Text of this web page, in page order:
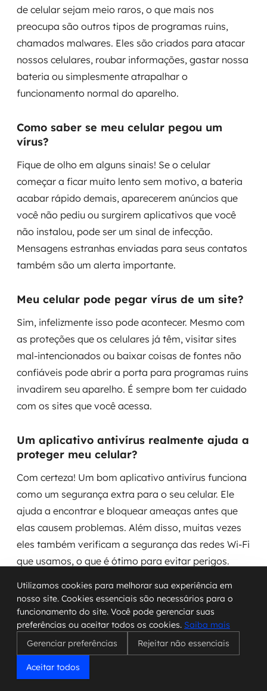
de celular sejam meio raros, o que mais nos
preocupa são outros tipos de programas ruins,
chamados malwares. Eles são criados para atacar
nossos celulares, roubar informações, gastar nossa
bateria ou simplesmente atrapalhar o
funcionamento normal do aparelho.
Como saber se meu celular pegou um
vírus?
Fique de olho em alguns sinais! Se o celular
começar a ficar muito lento sem motivo, a bateria
acabar rápido demais, aparecerem anúncios que
você não pediu ou surgirem aplicativos que você
não instalou, pode ser um sinal de infecção.
Mensagens estranhas enviadas para seus contatos
também são um alerta importante.
Meu celular pode pegar vírus de um site?
Sim, infelizmente isso pode acontecer. Mesmo com
as proteções que os celulares já têm, visitar sites
mal-intencionados ou baixar coisas de fontes não
confiáveis pode abrir a porta para programas ruins
invadirem seu aparelho. É sempre bom ter cuidado
com os sites que você acessa.
Um aplicativo antivírus realmente ajuda a
proteger meu celular?
Com certeza! Um bom aplicativo antivírus funciona
como um segurança extra para o seu celular. Ele
ajuda a encontrar e bloquear ameaças antes que
elas causem problemas. Além disso, muitas vezes
eles também verificam a segurança das redes Wi-Fi
que usamos, o que é ótimo para evitar perigos.
Como faço para tirar um vírus do meu
celular?
A maneira mais fácil é usar um aplicativo antivírus
confiável. Geralmente, ele faz uma varredura
completa e remove as ameaças automaticamente.
Se isso não resolver, podemos tentar alguns passos
Utilizamos cookies para melhorar sua experiência em
nosso site. Cookies essenciais são necessários para o
funcionamento do site. Você pode gerenciar suas
preferências ou aceitar todos os cookies. Saiba mais
Gerenciar preferências
Rejeitar não essenciais
Aceitar todos